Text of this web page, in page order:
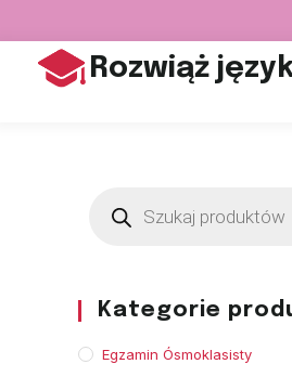
Rozwiąż
Kategorie
Egzamin Ósmoklasisty